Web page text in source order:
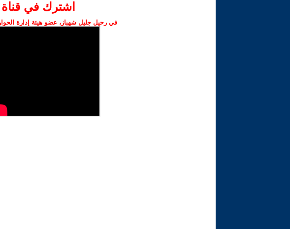
اشترك في
في رحيل جليل شهباز، عضو هيئة إدارة